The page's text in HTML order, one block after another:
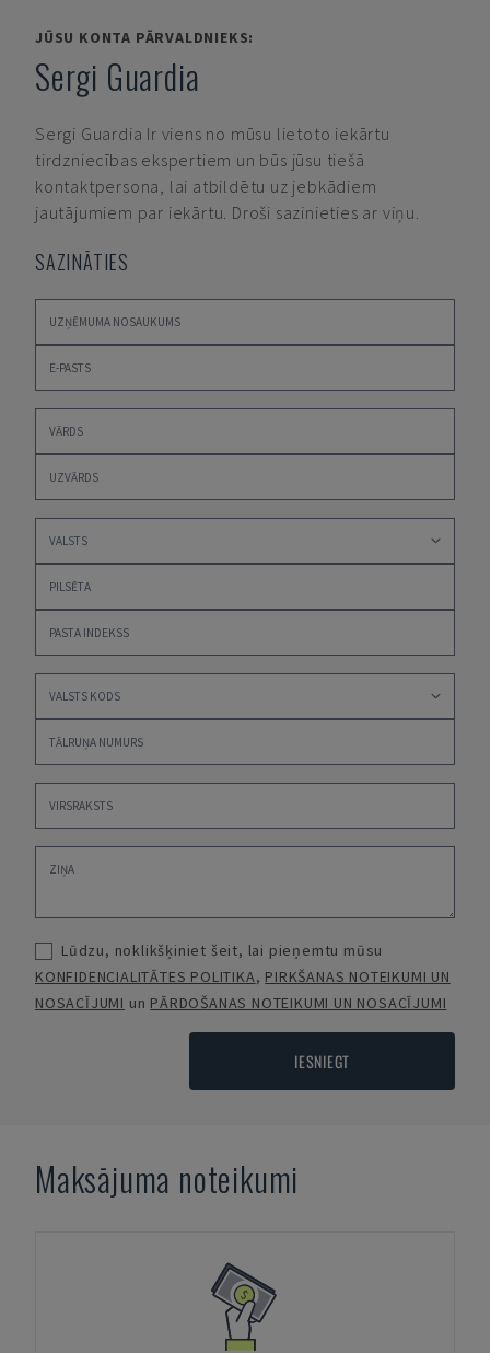
JŪSU KONTA PĀRVALDNIEKS:
Sergi Guardia
Sergi Guardia Ir viens no mūsu lietoto iekārtu
tirdzniecības ekspertiem un būs jūsu tiešā
kontaktpersona, lai atbildētu uz jebkādiem
jautājumiem par iekārtu. Droši sazinieties ar viņu.
SAZINĀTIES
Lūdzu, noklikšķiniet šeit, lai pieņemtu mūsu
KONFIDENCIALITĀTES POLITIKA, PIRKŠANAS NOTEIKUMI UN
NOSACĪJUMI un PĀRDOŠANAS NOTEIKUMI UN NOSACĪJUMI
IESNIEGT
Maksājuma noteikumi